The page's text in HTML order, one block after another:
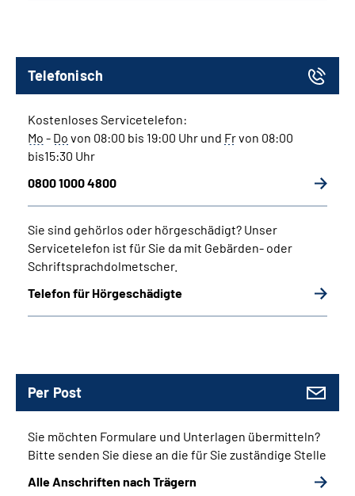
Telefonisch
Kostenloses Servicetelefon:
Mo - Do von 08:00 bis 19:00 Uhr und Frvon 08:00
bis15:30 Uhr
0800 1000 4800
Sie sind gehörlos oder hörgeschädigt? Unser
Servicetelefon ist für Sie da mit Gebärden- oder
Schriftsprachdolmetscher.
Telefon für Hörgeschädigte
Per Post
Sie möchten Formulare und Unterlagen übermitteln?
Bitte senden Sie diese an die für Sie zuständige Stelle
Alle Anschriften nach Trägern